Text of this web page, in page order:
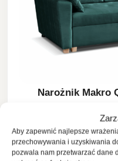
Aby zapewnić najlepsze
przechowywania i uzyskiwania
pozwala nam przetwarzać dane
Narożnik Makro
podłokietników.
wymiary i